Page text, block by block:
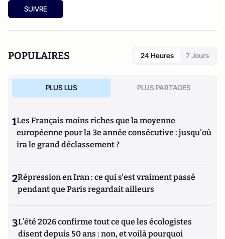
SUIVRE
POPULAIRES 24 Heures 7 Jours
PLUS LUS PLUS PARTAGES
1Les Français moins riches que la moyenne
européenne pour la 3e année consécutive : jusqu'où
ira le grand déclassement ?
2Répression en Iran : ce qui s'est vraiment passé
pendant que Paris regardait ailleurs
3L’été 2026 confirme tout ce que les écologistes
disent depuis 50 ans : non, et voilà pourquoi